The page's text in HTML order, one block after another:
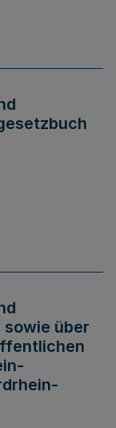
über